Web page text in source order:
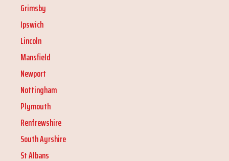
Grimsby
Ipswich
Lincoln
Mansfield
Newport
Nottingham
Plymouth
Renfrewshire
South Ayrshire
St Albans